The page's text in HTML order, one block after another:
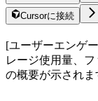
Cursorに接続
[ユーザーエンゲ
レージ使用量、
の概要が示されま